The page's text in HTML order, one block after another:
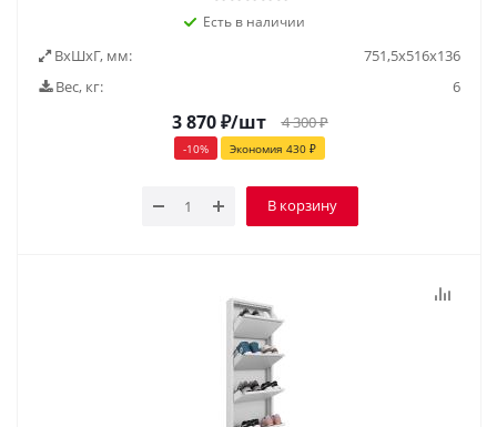
Есть в наличии
ВxШxГ, мм:
751,5x516x136
Вес, кг:
6
3 870₽/шт 4 300₽
-10% Экономия 430 ₽
В корзину